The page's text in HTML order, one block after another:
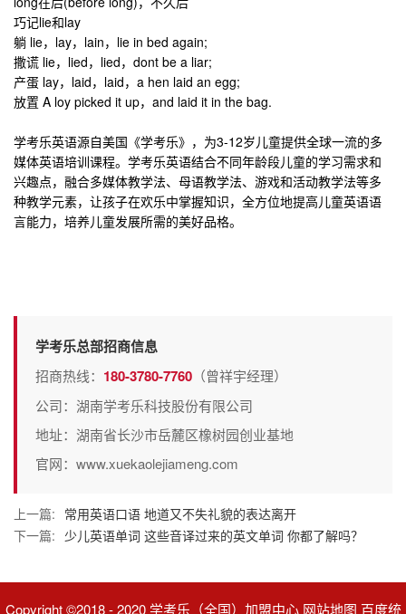
巧记lie和lay
躺 lie，lay，lain，lie in bed again;
撒谎 lie，lied，lied，dont be a liar;
产蛋 lay，laid，laid，a hen laid an egg;
放置 A loy picked it up，and laid it in the bag.
学考乐英语源自美国《学考乐》，为3-12岁儿童提供全球一流的多
媒体英语培训课程。学考乐英语结合不同年龄段儿童的学习需求和
兴趣点，融合多媒体教学法、母语教学法、游戏和活动教学法等多
种教学元素，让孩子在欢乐中掌握知识，全方位地提高儿童英语语
言能力，培养儿童发展所需的美好品格。
学考乐总部招商信息
招商热线： 180-3780-7760 （曾祥宇经理）
公司：湖南学考乐科技股份有限公司
地址：湖南省长沙市岳麓区橡树园创业基地
官网：www.xuekaolejiameng.com
上一篇: 常用英语口语 地道又不失礼貌的表达离开
下一篇: 少儿英语单词 这些音译过来的英文单词 你都了解吗？
Copyright ©2018 - 2020 学考乐（全国）加盟中心 网站地图 百度统